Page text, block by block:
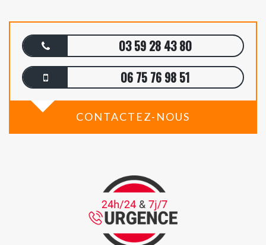
03 59 28 43 80
06 75 76 98 51
CONTACTEZ-NOUS